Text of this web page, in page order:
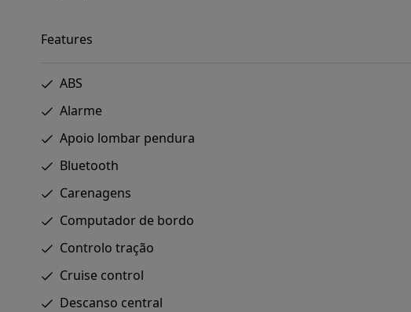
Features
ABS
Alarme
Apoio lombar pendura
Bluetooth
Carenagens
Computador de bordo
Controlo tração
Cruise control
Descanso central